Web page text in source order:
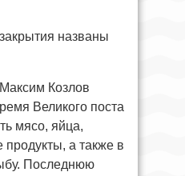
названы
Козлов
Великого поста
мясо, яйца,
а также в
Последнюю